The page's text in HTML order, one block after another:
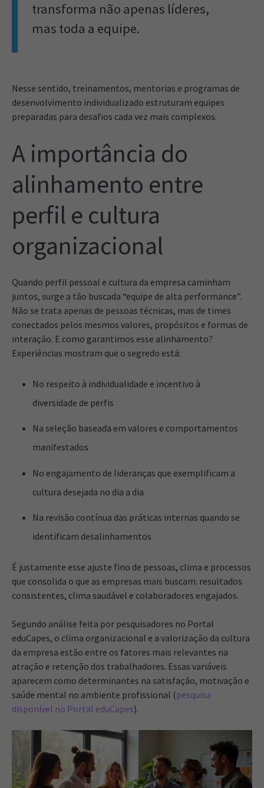
transforma não apenas líderes,
mas toda a equipe.
Nesse sentido, treinamentos, mentorias e programas de
desenvolvimento individualizado estruturam equipes
preparadas para desafios cada vez mais complexos.
A importância do
alinhamento entre
perfil e cultura
organizacional
Quando perfil pessoal e cultura da empresa caminham
juntos, surge a tão buscada “equipe de alta performance”.
Não se trata apenas de pessoas técnicas, mas de times
conectados pelos mesmos valores, propósitos e formas de
interação. E como garantimos esse alinhamento?
Experiências mostram que o segredo está:
No respeito à individualidade e incentivo à
diversidade de perfis
Na seleção baseada em valores e comportamentos
manifestados
No engajamento de lideranças que exemplificam a
cultura desejada no dia a dia
Na revisão contínua das práticas internas quando se
identificam desalinhamentos
É justamente esse ajuste fino de pessoas, clima e processos
que consolida o que as empresas mais buscam: resultados
consistentes, clima saudável e colaboradores engajados.
Segundo análise feita por pesquisadores no Portal
eduCapes, o clima organizacional e a valorização da cultura
da empresa estão entre os fatores mais relevantes na
atração e retenção dos trabalhadores. Essas variáveis
aparecem como determinantes na satisfação, motivação e
saúde mental no ambiente profissional (pesquisa
disponível no Portal eduCapes).